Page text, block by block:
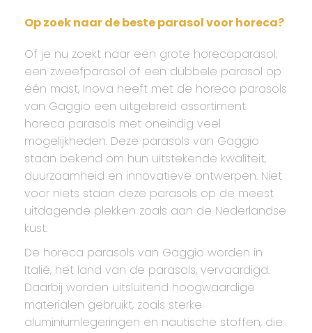
Op zoek naar de beste parasol voor horeca?
Of je nu zoekt naar een grote horecaparasol,
een zweefparasol of een dubbele parasol op
één mast, Inova heeft met de horeca parasols
van Gaggio een uitgebreid assortiment
horeca parasols met oneindig veel
mogelijkheden. Deze parasols van Gaggio
staan bekend om hun uitstekende kwaliteit,
duurzaamheid en innovatieve ontwerpen. Niet
voor niets staan deze parasols op de meest
uitdagende plekken zoals aan de Nederlandse
kust.
De horeca parasols van Gaggio worden in
Italië, het land van de parasols, vervaardigd.
Daarbij worden uitsluitend hoogwaardige
materialen gebruikt, zoals sterke
aluminiumlegeringen en nautische stoffen, die